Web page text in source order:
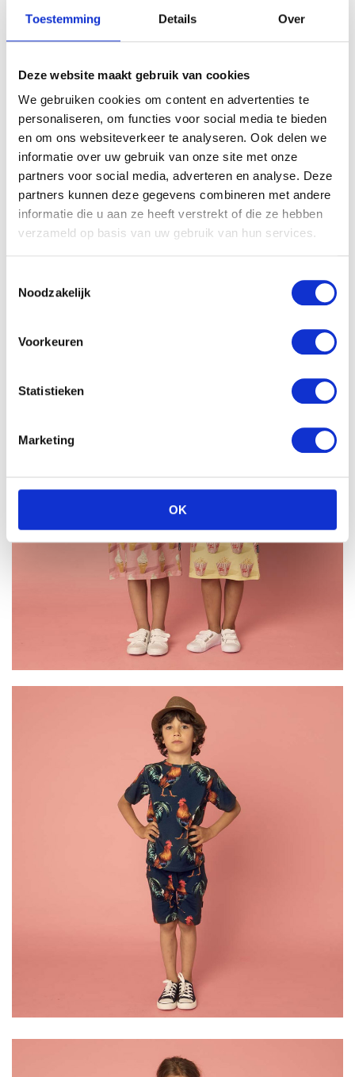
Toestemming Details Over
Deze website maakt gebruik van cookies
We gebruiken cookies om content en advertenties te
personaliseren, om functies voor social media te bieden
en om ons websiteverkeer te analyseren. Ook delen we
informatie over uw gebruik van onze site met onze
partners voor social media, adverteren en analyse. Deze
partners kunnen deze gegevens combineren met andere
informatie die u aan ze heeft verstrekt of die ze hebben
verzameld op basis van uw gebruik van hun services.
Noodzakelijk
Voorkeuren
Statistieken
Marketing
OK